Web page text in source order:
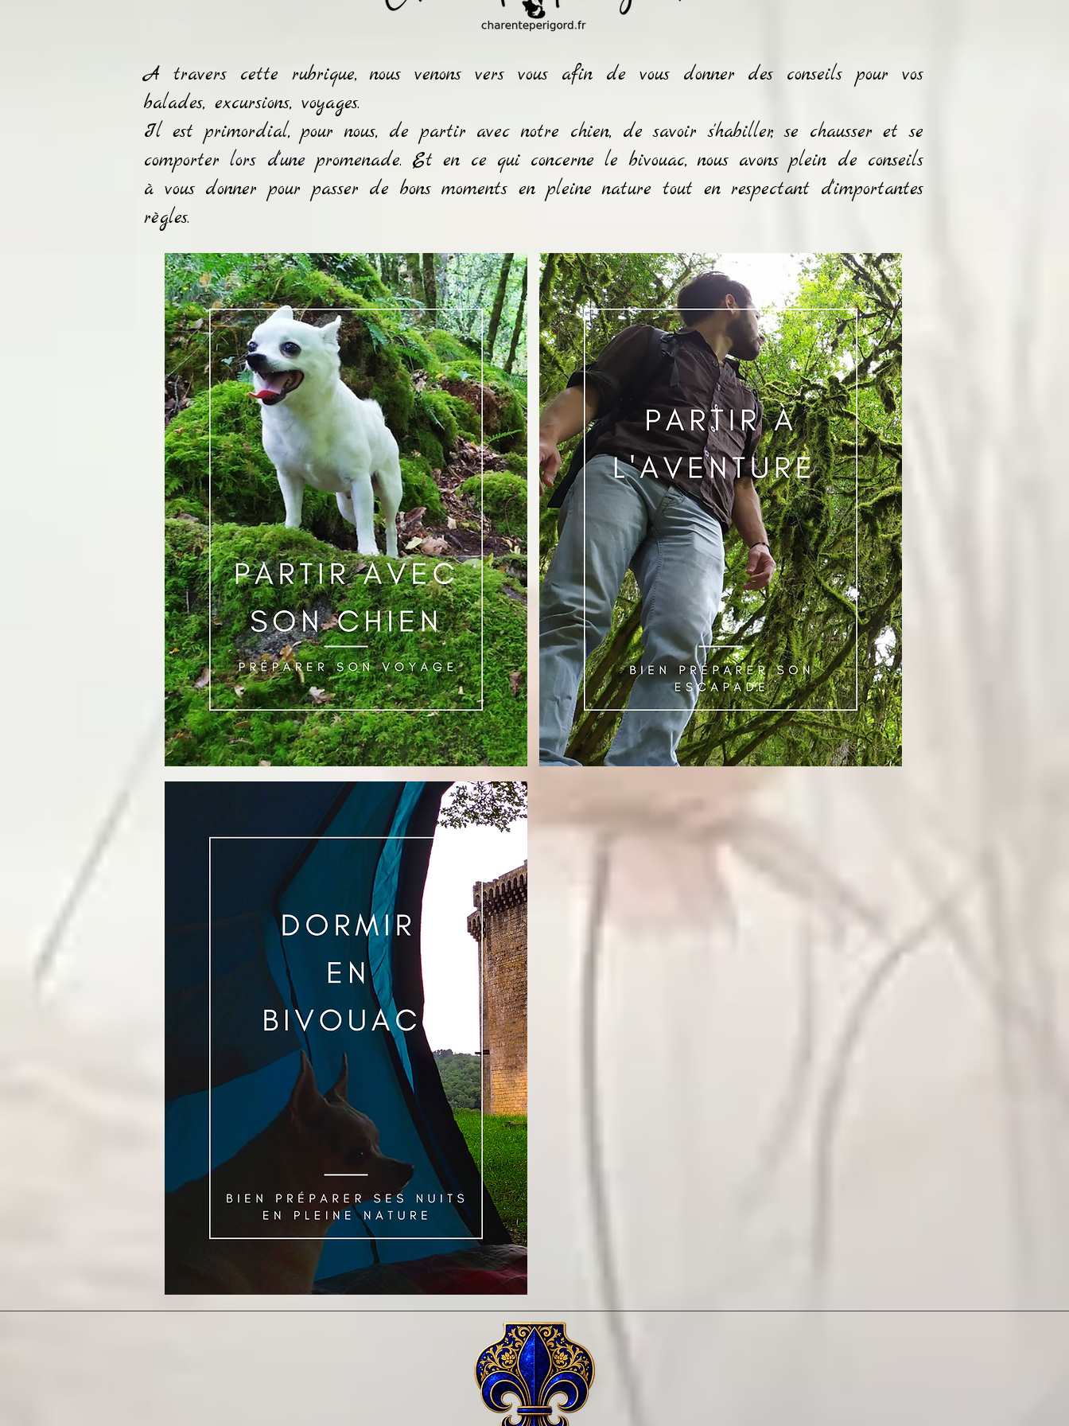
A travers cette rubrique, nous venons vers vous afin de vous donner des conseils pour vos
balades, excursions, voyages.
Il est primordial, pour nous, de partir avec notre chien, de savoir s'habiller, se chausser et se
comporter lors d'une promenade. Et en ce qui concerne le bivouac, nous avons plein de conseils
à vous donner pour passer de bons moments en pleine nature tout en respectant d'importantes
règles.